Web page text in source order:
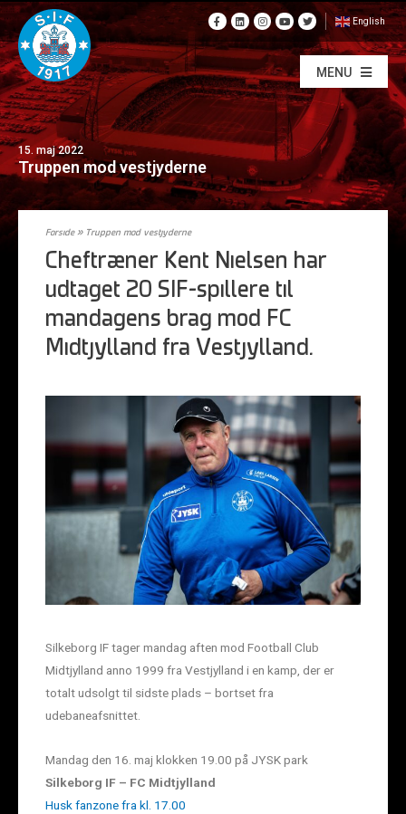
English
MENU
15. maj 2022
Truppen mod vestjyderne
Forside» Truppen mod vestjyderne
Cheftræner Kent Nielsen har
udtaget 20 SIF-spillere til
mandagens brag mod FC
Midtjylland fra Vestjylland.
Silkeborg IF tager mandag aften mod Football Club
Midtjylland anno 1999 fra Vestjylland i en kamp, der er
totalt udsolgt til sidste plads – bortset fra
udebaneafsnittet.
Mandag den 16. maj klokken 19.00 på JYSK park
Silkeborg IF – FC Midtjylland
Husk fanzone fra kl. 17.00